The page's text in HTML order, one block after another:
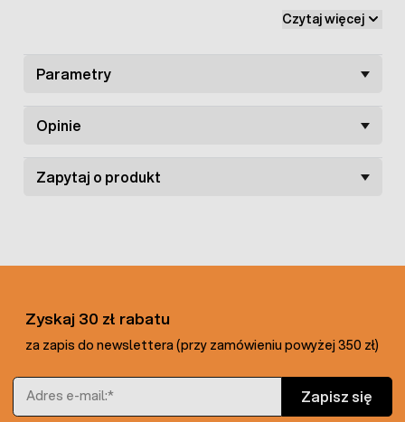
Czytaj więcej
Parametry
Opinie
Zapytaj o produkt
Zyskaj 30 zł rabatu
za zapis do newslettera (przy zamówieniu powyżej 350 zł)
Adres e-mail
Zapisz się